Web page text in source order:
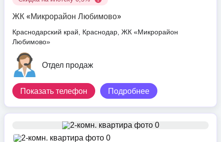
ЖК «Микрорайон Любимово»
Краснодарский край, Краснодар, ЖК «Микрорайон
Любимово»
Отдел продаж
Показать телефон Подробнее